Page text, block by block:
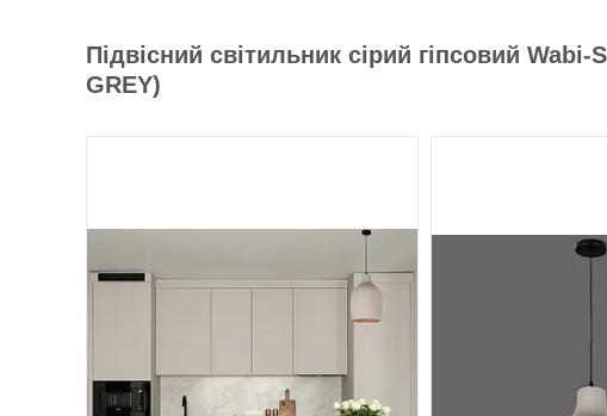
Підвісний світильник сірий гіпсовий
GREY)